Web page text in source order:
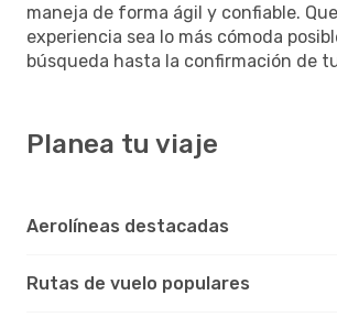
maneja de forma ágil y confiable.
experiencia sea lo más cómoda
búsqueda hasta la confirmación de
Planea tu viaje
Aerolíneas destacadas
Rutas de vuelo populares